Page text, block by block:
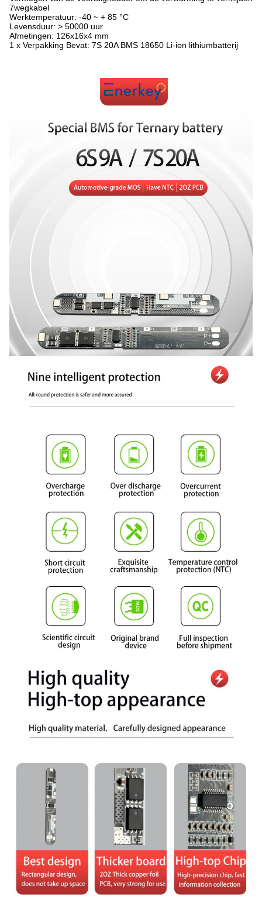
7wegkabel
Werktemperatuur: -40 ~ + 85 °C
Levensduur: > 50000 uur
Afmetingen: 126x16x4 mm
1 x Verpakking Bevat: 7S 20A BMS 18650 Li-ion lithiumbatterij